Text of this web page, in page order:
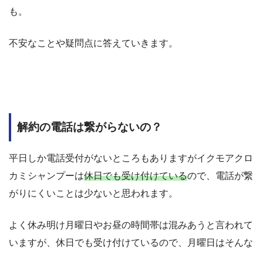
も。
不安なことや疑問点に答えていきます。
解約の電話は繋がらないの？
平日しか電話受付がないところもありますがイクモアクロ
カミシャンプーは休日でも受け付けているので、電話が繋
がりにくいことは少ないと思われます。
よく休み明け月曜日やお昼の時間帯は混みあうと言われて
いますが、休日でも受け付けているので、月曜日はそんな